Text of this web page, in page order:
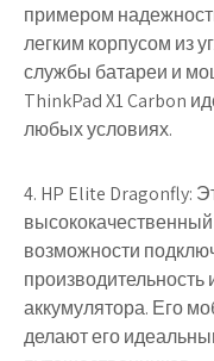
примером
легким корпусом из
службы батареи и
ThinkPad X1 Carbon
любых условиях.
4. HP Elite Dragonfly:
возможности
аккумулятора. Его
делают его